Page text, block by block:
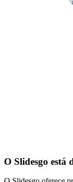
O Slidesgo está